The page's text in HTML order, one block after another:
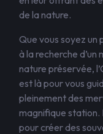
de la nature.
Que vous soyez un
à la recherche d’un
nature préservée,
est là pour vous
pleinement des
magnifique station.
pour créer des